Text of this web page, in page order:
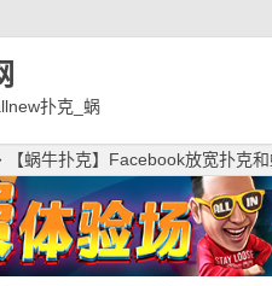
扑克_蜗
【蜗牛扑克】Facebook放宽扑克